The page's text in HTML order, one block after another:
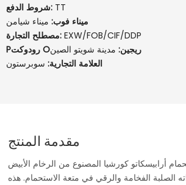
شروط الدفع: TT
ميناء فوب: ميناء شيامن
مصطلح التجارة: EXW/FOB/CIF/DDP
Pرودوكت Oريجين: مدينة شويتو الصين
العلامة التجارية: سوبرستون
مقدمة المنتج
أرابيسكاتو كورشيا المصنوع من الرخام الأبيض
الصلبة الفخامة والرقي في متعة الاستحمام. هذه